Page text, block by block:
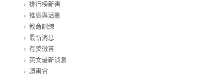
排行榜新書
推廣與活動
教育訓練
最新消息
有獎徵答
英文最新消息
讀書會